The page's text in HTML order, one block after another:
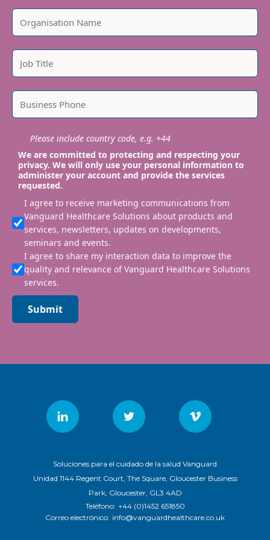
Please include country code, e.g. +44
We are committed to protecting and respecting your
privacy. We will only use your personal information to
administer your account and provide the services
requested.
I agree to receive marketing communications from
Vanguard Healthcare Solutions about products and
services, newsletters, updates on developments,
seminars and events.
I agree to share my interaction data to improve the
quality and relevance of Vanguard Healthcare Solutions
services.
Submit
Soluciones para el cuidado de la salud Vanguard
Unidad 1144 Regent Court, The Square, Gloucester Business
Park, Gloucester, GL3 4AD
Teléfono: +44 (0)1452 651850
Correo electrónico: info@vanguardhealthcare.co.uk